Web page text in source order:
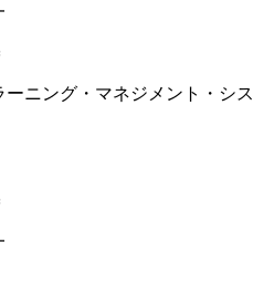
ニング・マネジメント・シス